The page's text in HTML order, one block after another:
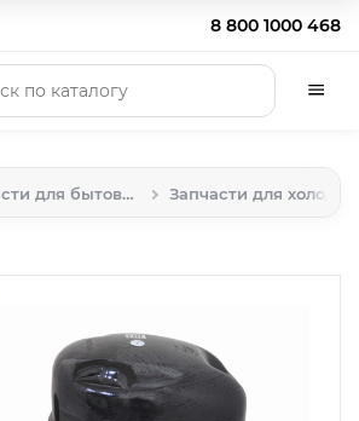
8 800 1000 468
Запчасти для бытовой техники